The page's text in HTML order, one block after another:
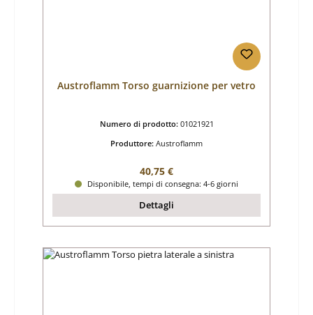
Austroflamm Torso guarnizione per vetro
Numero di prodotto: 01021921
Produttore: Austroflamm
Prezzo normale:
40,75 €
Disponibile, tempi di consegna: 4-6 giorni
Dettagli